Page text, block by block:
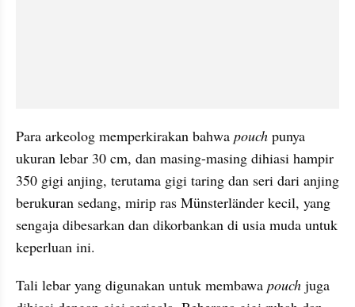
Para arkeolog memperkirakan bahwa pouch punya
ukuran lebar 30 cm, dan masing-masing dihiasi hampir
350 gigi anjing, terutama gigi taring dan seri dari anjing
berukuran sedang, mirip ras Münsterländer kecil, yang
sengaja dibesarkan dan dikorbankan di usia muda untuk
keperluan ini.
Tali lebar yang digunakan untuk membawa pouch juga